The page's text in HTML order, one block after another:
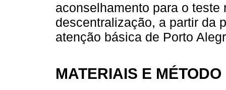
aconselhamento para o
descentralização, a partir da
atenção básica de Porto
MATERIAIS E MÉTODO